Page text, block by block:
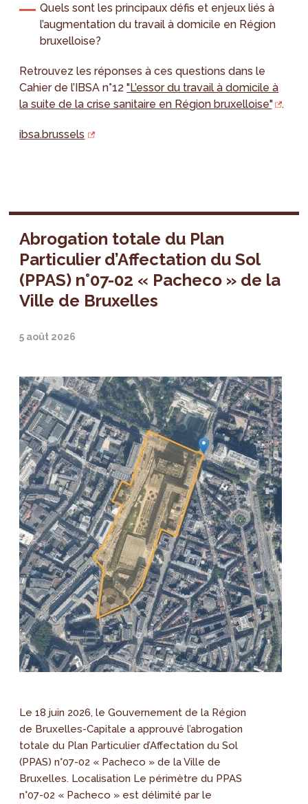
Quels sont les principaux défis et enjeux liés à
l’augmentation du travail à domicile en Région
bruxelloise?
Retrouvez les réponses à ces questions dans le
Cahier de l’IBSA n°12"L’essor du travail à domicile à
la suite de la crise sanitaire en Région bruxelloise"
.
ibsa.brussels
Abrogation totale du Plan
Particulier d’Affectation du Sol
(PPAS) n°07-02 « Pacheco » de la
Ville de Bruxelles
5 août 2026
Le 18 juin 2026, le Gouvernement de la Région
de Bruxelles-Capitale a approuvé l’abrogation
totale du Plan Particulier d’Affectation du Sol
(PPAS) n°07-02 « Pacheco » de la Ville de
Bruxelles. Localisation Le périmètre du PPAS
n°07-02 « Pacheco » est délimité par le